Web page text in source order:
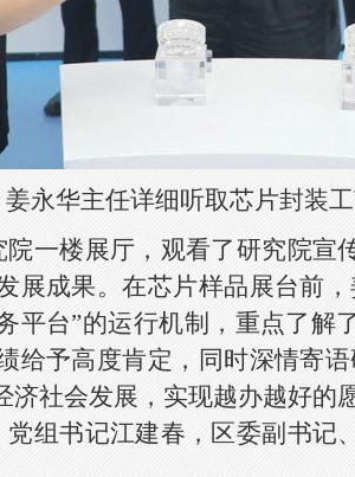
姜永华主任详细听取芯片封装
一楼展厅，观看了研究院宣
展成果。在芯片样品展台前
平台”的运行机制，重点了解
给予高度肯定，同时深情寄
济社会发展，实现越办越好的
党组书记江建春， 区委副书记